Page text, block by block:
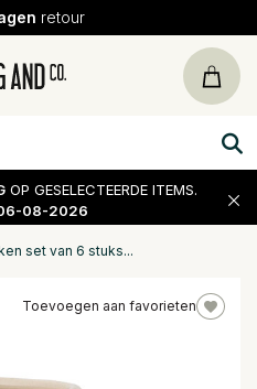
retour
OP GESELECTEERDE ITEMS.
08-2026
set van 6 stuks...
Toevoegen aan favorieten